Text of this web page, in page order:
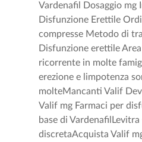
Vardenafil Dosaggio mg
Disfunzione Erettile
compresse Metodo di
Disfunzione erettile
ricorrente in molte
erezione e limpotenza
molteMancanti Valif
Valif mg Farmaci per
base di
discretaAcquista Valif